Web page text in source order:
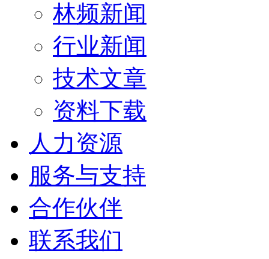
林频新闻
行业新闻
技术文章
资料下载
人力资源
服务与支持
合作伙伴
联系我们